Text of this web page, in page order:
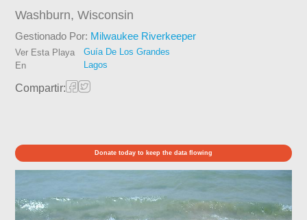
Washburn,Wisconsin
Gestionado Por: Milwaukee Riverkeeper
Ver Esta Playa
En
Guía De Los Grandes
Lagos
Compartir:
Donate today to keep the data flowing